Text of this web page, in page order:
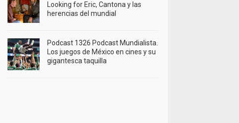
Looking for Eric, Cantona y las
herencias del mundial
Podcast 1326 Podcast Mundialista.
Los juegos de México en cines y su
gigantesca taquilla